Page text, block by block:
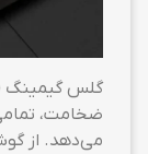
می‌دهد. از